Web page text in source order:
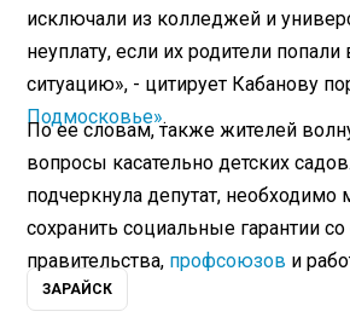
исключали из колледжей и
неуплату, если их родители
ситуацию», - цитирует Кабанову
Подмосковье».
По ее словам, также жителей
вопросы касательно детских
подчеркнула депутат, необходимо
сохранить социальные гарантии
правительства, профсоюзов и
ЗАРАЙСК